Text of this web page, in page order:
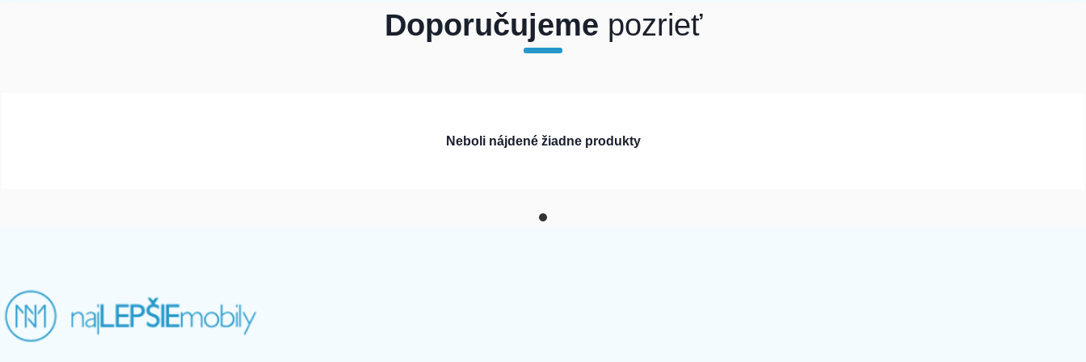
Doporučujeme pozrieť
Neboli nájdené žiadne produkty